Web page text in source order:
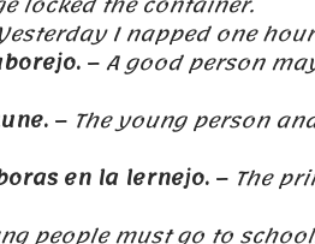
I napped one
–A good person
– The young person
en la lernejo.– The
people must go to